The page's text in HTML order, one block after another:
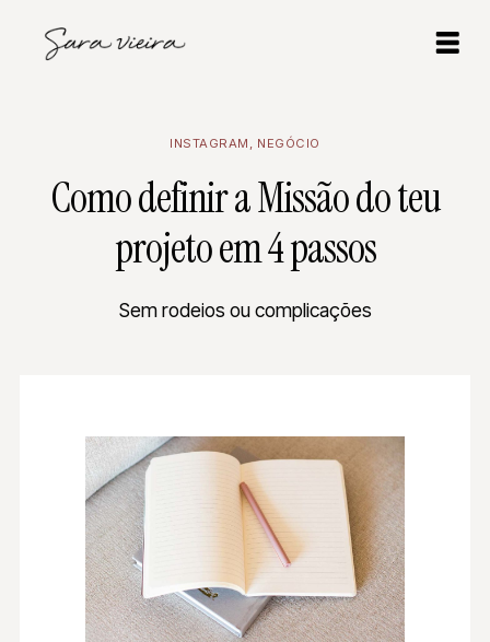
INSTAGRAM NEGÓCIO
Como definir a Missão do teu
projeto em 4 passos
Sem rodeios ou complicações